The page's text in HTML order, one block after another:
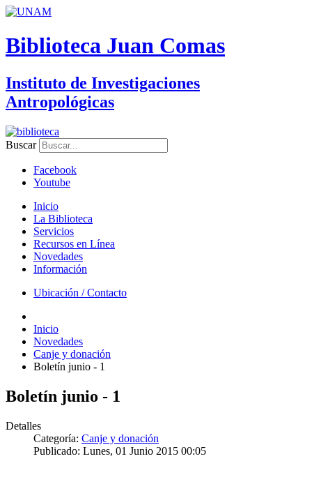
Biblioteca Juan Comas
Instituto de Investigaciones
Antropológicas
Buscar
Facebook
Youtube
Inicio
La Biblioteca
Servicios
Recursos en Línea
Novedades
Información
Ubicación / Contacto
Inicio
Novedades
Canje y donación
Boletín junio - 1
Boletín junio - 1
Detalles
Categoría: Canje y donación
Publicado: Lunes, 01 Junio 2015 00:05